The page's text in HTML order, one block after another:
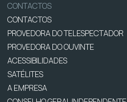
CONTACTOS
CONTACTOS
PROVEDORA DO TELESPECTADOR
PROVEDORA DO OUVINTE
ACESSIBILIDADES
SATÉLITES
A EMPRESA